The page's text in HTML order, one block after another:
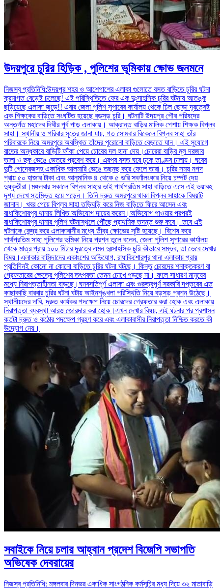
উদয়পুরে চুরির হিড়িক , পুলিশের ভূমিকায় ক্ষোভ জনমনে
নিজস্ব প্রতিনিধি:উদয়পুর শহর ও আশেপাশের এলাকা গুলোতে বসত বাড়িতে চুরির ঘটনা
ক্রমাগত বেড়েই চলেছে! এই পরিস্থিতিতে ফের এক দুঃসাহসিক চুরির ঘটনায় আতঙ্ক
ছড়িয়েছে এলাকা জুড়ে!! এবার জেলা পুলিশ সুপারের কার্যালয় থেকে ঢিল ছোড়া দূরত্বেই
এক শিক্ষকের বাড়িতে সংঘটিত হয়েছে বড়সড় চুরি। ঘটনাটি উদয়পুর পৌর পরিষদের
অন্তর্গত মহাদেব দিঘীর পূর্ব পাড় এলাকায়। আক্রান্ত বাড়ির মালিক পেশায় শিক্ষক বিপ্লব
সাহা। স্থানীয় ও পরিবার সূত্রে জানা যায়, গত সোমবার বিকেলে বিপ্লব সাহা তাঁর
পরিবারকে নিয়ে অমরপুরে অবস্থিত তাঁদের পুরোনো বাড়িতে বেড়াতে যান। এই সুযোগে
রাতের অন্ধকারে বাড়িটি ফাঁকা পেয়ে চোরের দল হানা দেয়।চোরেরা বাড়ির মূল দরজার
তালা ও হুক ভেঙে ভেতরে প্রবেশ করে। এরপর বসত ঘরে ঢুকে তাণ্ডব চালায়। ঘরের
দুটি গোদ্রেজসহ একাধিক আলমারি ভেঙে তছনছ করে ফেলে তারা। চুরির সময় নগদ
প্রায় ৫০ হাজার টাকা এবং আনুমানিক ৪ থেকে ৫ ভরি স্বর্ণালংকার নিয়ে চম্পট দেয়
দুষ্কৃতীরা।মঙ্গলবার সকালে বিপ্লব সাহার ভাই পার্থপ্রতিম সাহা বাড়িতে এসে এই ভয়াবহ
দৃশ্য দেখে স্তম্ভিত হয়ে পড়েন। তিনি দ্রুত অমরপুরে থাকা বিপ্লব সাহাকে বিষয়টি
জানান। খবর পেয়ে বিপ্লব সাহা তড়িঘড়ি করে নিজ বাড়িতে ফিরে আসেন এবং
রাধাকিশোরপুর থানায় লিখিত অভিযোগ দায়ের করেন।অভিযোগ পাওয়ার পরপরই
রাধাকিশোরপুর থানার পুলিশ ঘটনাস্থলে পৌঁছে প্রাথমিক তদন্ত শুরু করে। তবে এই
ঘটনাকে কেন্দ্র করে এলাকাবাসীর মধ্যে তীব্র ক্ষোভের সৃষ্টি হয়েছে। বিশেষ করে
পার্থপ্রতিম সাহা পুলিশের ভূমিকা নিয়ে প্রশ্ন তুলে বলেন, জেলা পুলিশ সুপারের কার্যালয়
থেকে মাত্র প্রায় ১০০ মিটার দূরত্বে এমন দুঃসাহসিক চুরি কীভাবে সম্ভব, তা ভেবে দেখার
বিষয়।এলাকার বাসিন্দাদের একাংশের অভিযোগ, রাধাকিশোরপুর থানা এলাকায় প্রায়
প্রতিদিনই কোনো না কোনো বাড়িতে চুরির ঘটনা ঘটছে। কিন্তু চোরদের শনাক্তকরণ বা
গ্রেফতারের ক্ষেত্রে পুলিশের তৎপরতা তেমন চোখে পড়ছে না। ফলে সাধারণ মানুষের
মধ্যে নিরাপত্তাহীনতা বাড়ছে।ঘনবসতিপূর্ণ এলাকা এবং গুরুত্বপূর্ণ সরকারি দপ্তরের এত
কাছাকাছি বারবার চুরির ঘটনা ঘটায় আইনশৃঙ্খলা পরিস্থিতি নিয়ে বড়সড় প্রশ্ন উঠেছে।
স্থানীয়দের দাবি, দ্রুত কার্যকর পদক্ষেপ নিয়ে চোরদের গ্রেফতার করা হোক এবং এলাকায়
নিরাপত্তা ব্যবস্থা আরও জোরদার করা হোক।এখন দেখার বিষয়, এই ঘটনার পর প্রশাসন
কতটা দ্রুত ও কঠোর পদক্ষেপ গ্রহণ করে এবং এলাকাবাসীর নিরাপত্তা নিশ্চিত করতে কী
উদ্যোগ নেয়।
সবাইকে নিয়ে চলার আহ্বান প্রদেশ বিজেপি সভাপতি
অভিষেক দেবরায়ের
নিজস্ব প্রতিনিধি: মঙ্গলবার দিনভর একাধিক সাংগঠনিক কর্মসূচির মধ্য দিয়ে ৩২ মাতাবাড়ি